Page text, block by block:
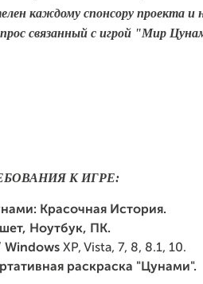
каждому спонсору проекта и
связанный с игрой "Мир
К ИГРЕ:
Красочная История.
Ноутбук, ПК.
Windows XP, Vista, 7, 8, 8.1, 10.
раскраска "Цунами".